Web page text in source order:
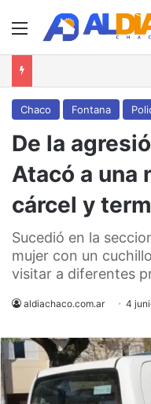
Menú
Chaco Fontana
De la
Atacó a una
cárcel y
Sucedió en la
mujer con un
visitar a diferentes
aldiachaco.com.ar 4